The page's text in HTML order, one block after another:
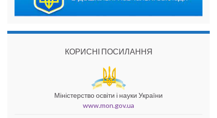
КОРИСНІ ПОСИЛАННЯ
Міністерство освіти і науки України
www.mon.gov.ua